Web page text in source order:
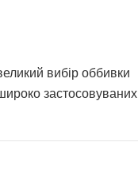
вибір оббивки
застосовуваних